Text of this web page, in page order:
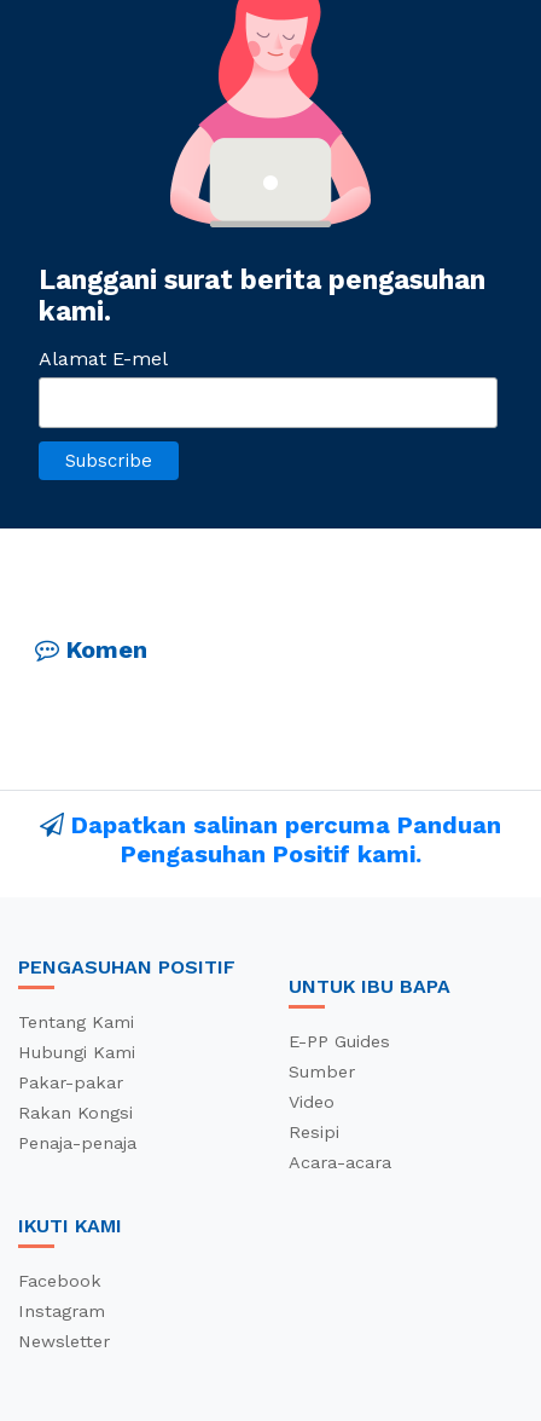
Langgani surat berita pengasuhan
kami.
Alamat E-mel
Komen
Dapatkan salinan percuma Panduan
Pengasuhan Positif kami.
PENGASUHAN POSITIF
Tentang Kami
Hubungi Kami
Pakar-pakar
Rakan Kongsi
Penaja-penaja
UNTUK IBU BAPA
E-PP Guides
Sumber
Video
Resipi
Acara-acara
IKUTI KAMI
Facebook
Instagram
Newsletter